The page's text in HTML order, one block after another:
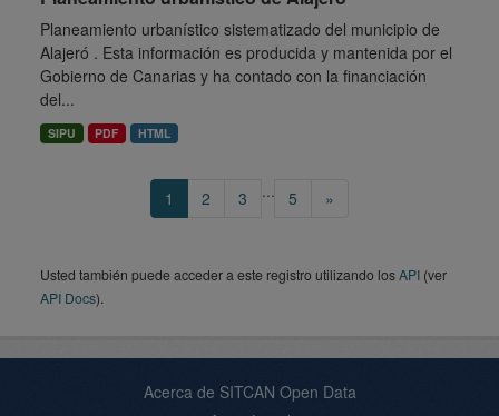
Planeamiento urbanístico sistematizado del municipio de
Alajeró . Esta información es producida y mantenida por el
Gobierno de Canarias y ha contado con la financiación
del...
SIPU PDF HTML
1 2 3 ... 5 »
Usted también puede acceder a este registro utilizando losAPI (ver
API Docs).
Acerca de SITCAN Open Data